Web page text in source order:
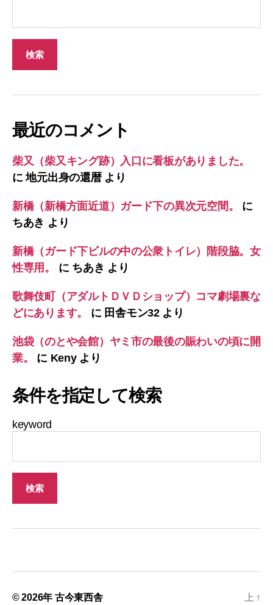
最近のコメント
柴又（柴又キング跡）入口に看板がありました。
に地元出身の還暦より
新橋（新橋方面近道）ガード下の異次元空間。
に
ちあき より
新橋（ガード下ビルの中の公衆トイレ）階段脇。女
性専用。
に ちあき より
歌舞伎町（アダルトＤＶＤショップ）コマ劇場裏な
どにあります。
に 田舎モン32より
池袋（のとや会館）ヤミ市の最後の賑わいの頃に開
業。
に Kenyより
条件を指定して検索
keyword
© 2026年 古今東西舎 上 ↑